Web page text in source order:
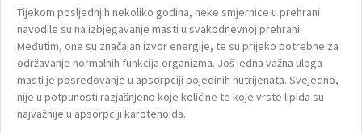
Tijekom posljednjih nekoliko godina, neke smjernice u prehrani
navodile su na izbjegavanje masti u svakodnevnoj prehrani.
Međutim, one su značajan izvor energije, te su prijeko potrebne za
održavanje normalnih funkcija organizma. Još jedna važna uloga
masti je posredovanje u apsorpciji pojedinih nutrijenata. Svejedno,
nije u potpunosti razjašnjeno koje količine te koje vrste lipida su
najvažnije u apsorpciji karotenoida.